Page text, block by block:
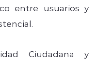
entre usuarios y
Ciudadana y